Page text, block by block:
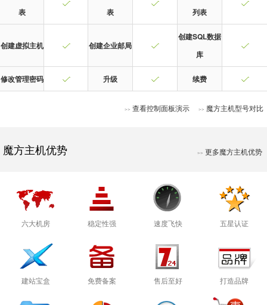
表
表
列表
创建虚拟主机 创建企业邮局
创建SQL数据
库
修改管理密码 升级 续费
>> 查看控制面板演示 >> 魔方主机型号对比
魔方主机优势 >> 更多魔方主机优势
六大机房 稳定性强 速度飞快 五星认证
建站宝盒 免费备案 售后至好 打造品牌